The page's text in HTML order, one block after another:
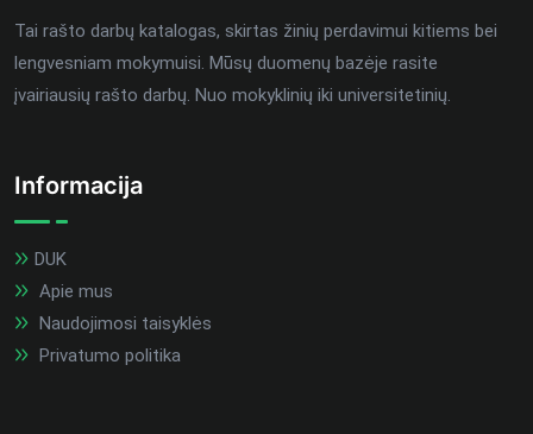
Tai rašto darbų katalogas, skirtas žinių perdavimui kitiems bei
lengvesniam mokymuisi. Mūsų duomenų bazėje rasite
įvairiausių rašto darbų. Nuo mokyklinių iki universitetinių.
Informacija
DUK
Apie mus
Naudojimosi taisyklės
Privatumo politika